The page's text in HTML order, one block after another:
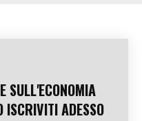
SULL'ECONOMIA
ISCRIVITI ADESSO